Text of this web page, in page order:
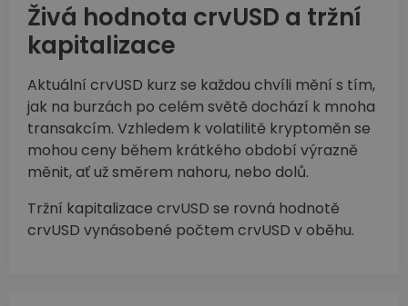
Živá hodnota crvUSD a tržní
kapitalizace
Aktuální crvUSD kurz se každou chvíli mění s tím,
jak na burzách po celém světě dochází k mnoha
transakcím. Vzhledem k volatilitě kryptoměn se
mohou ceny během krátkého období výrazně
měnit, ať už směrem nahoru, nebo dolů.
Tržní kapitalizace crvUSD se rovná hodnotě
crvUSD vynásobené počtem crvUSD v oběhu.